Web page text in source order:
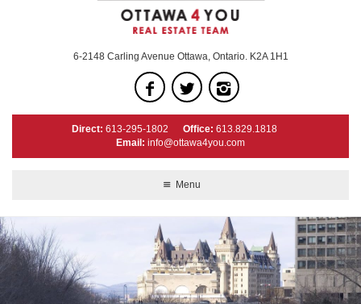
6-2148 Carling Avenue Ottawa, Ontario. K2A 1H1
Direct: 613-295-1802 Office: 613.829.1818
Email: info@ottawa4you.com
Menu